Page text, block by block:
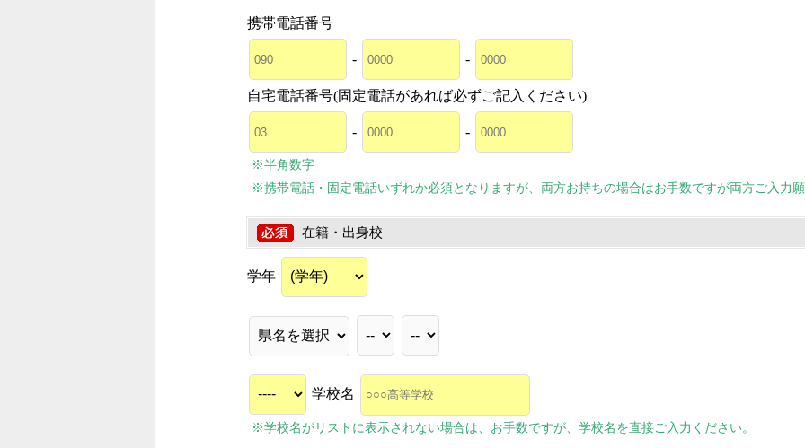
携帯電話番号
- -
自宅電話番号(固定電話があれば必ずご記入ください)
- -
※半角数字
※携帯電話・固定電話いずれか必須となりますが、両方お持ちの場合はお手数ですが両方ご入力
在籍・出身校
学年
学校名
※学校名がリストに表示されない場合は、お手数ですが、学校名を直接ご入力ください。